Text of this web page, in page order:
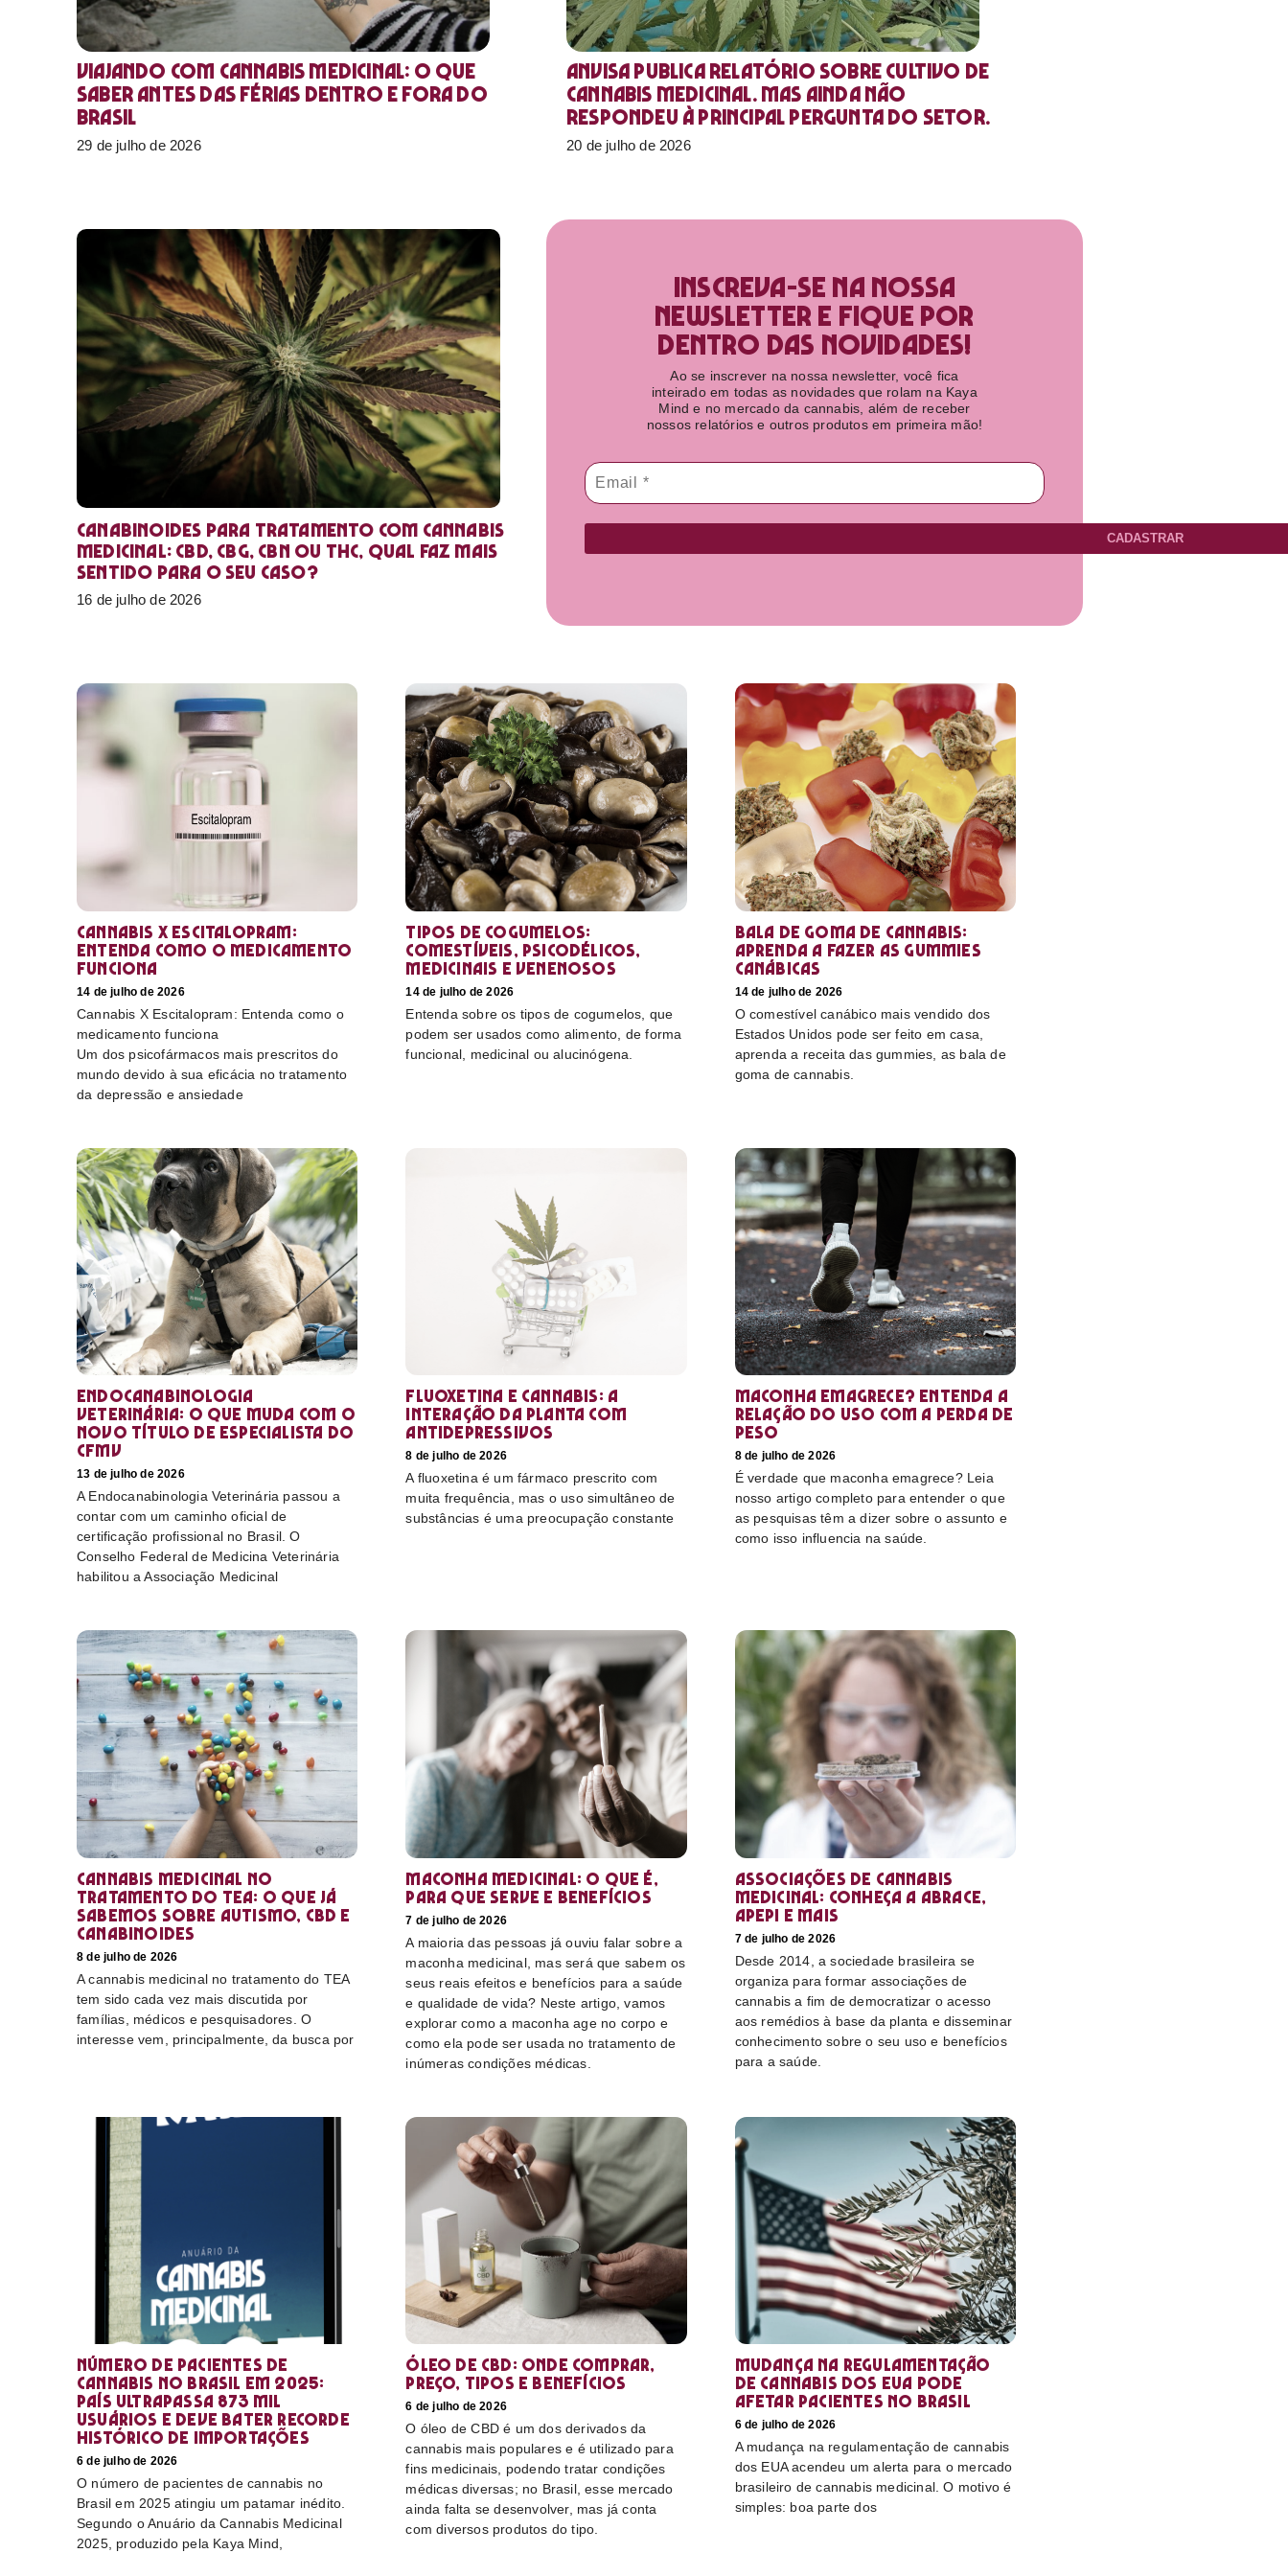
Viajando com cannabis medicinal: o que
saber antes das férias dentro e fora do
Brasil
29 de julho de 2026
Anvisa publica relatório sobre cultivo de
Cannabis medicinal. Mas ainda não
respondeu à principal pergunta do setor.
20 de julho de 2026
Canabinoides para tratamento com cannabis
medicinal: CBD, CBG, CBN ou THC, qual faz mais
sentido para o seu caso?
16 de julho de 2026
Inscreva-se na nossa
newsletter e fique por
dentro das novidades!​
Ao se inscrever na nossa newsletter, você fica
inteirado em todas as novidades que rolam na Kaya
Mind e no mercado da cannabis, além de receber
nossos relatórios e outros produtos em primeira mão!
CADASTRAR
Cannabis X Escitalopram:
Entenda como o medicamento
funciona
14 de julho de 2026
Cannabis X Escitalopram: Entenda como o
medicamento funciona
Um dos psicofármacos mais prescritos do
mundo devido à sua eficácia no tratamento
da depressão e ansiedade
Tipos de cogumelos:
comestíveis, psicodélicos,
medicinais e venenosos
14 de julho de 2026
Entenda sobre os tipos de cogumelos, que
podem ser usados como alimento, de forma
funcional, medicinal ou alucinógena.
Bala de goma de cannabis:
aprenda a fazer as gummies
canábicas
14 de julho de 2026
O comestível canábico mais vendido dos
Estados Unidos pode ser feito em casa,
aprenda a receita das gummies, as bala de
goma de cannabis.
Endocanabinologia
Veterinária: o que muda com o
novo título de especialista do
CFMV
13 de julho de 2026
A Endocanabinologia Veterinária passou a
contar com um caminho oficial de
certificação profissional no Brasil. O
Conselho Federal de Medicina Veterinária
habilitou a Associação Medicinal
Fluoxetina e Cannabis: a
interação da planta com
antidepressivos
8 de julho de 2026
A fluoxetina é um fármaco prescrito com
muita frequência, mas o uso simultâneo de
substâncias é uma preocupação constante
Maconha emagrece? Entenda a
relação do uso com a perda de
peso
8 de julho de 2026
É verdade que maconha emagrece? Leia
nosso artigo completo para entender o que
as pesquisas têm a dizer sobre o assunto e
como isso influencia na saúde.
Cannabis medicinal no
tratamento do TEA: o que já
sabemos sobre autismo, CBD e
canabinoides
8 de julho de 2026
A cannabis medicinal no tratamento do TEA
tem sido cada vez mais discutida por
famílias, médicos e pesquisadores. O
interesse vem, principalmente, da busca por
Maconha medicinal: O que é,
para que serve e benefícios
7 de julho de 2026
A maioria das pessoas já ouviu falar sobre a
maconha medicinal, mas será que sabem os
seus reais efeitos e benefícios para a saúde
e qualidade de vida? Neste artigo, vamos
explorar como a maconha age no corpo e
como ela pode ser usada no tratamento de
inúmeras condições médicas.
Associações de cannabis
medicinal: conheça a Abrace,
Apepi e mais
7 de julho de 2026
Desde 2014, a sociedade brasileira se
organiza para formar associações de
cannabis a fim de democratizar o acesso
aos remédios à base da planta e disseminar
conhecimento sobre o seu uso e benefícios
para a saúde.
Número de pacientes de
cannabis no Brasil em 2025:
país ultrapassa 873 mil
usuários e deve bater recorde
histórico de importações
6 de julho de 2026
O número de pacientes de cannabis no
Brasil em 2025 atingiu um patamar inédito.
Segundo o Anuário da Cannabis Medicinal
2025, produzido pela Kaya Mind,
Óleo de CBD: Onde comprar,
preço, tipos e benefícios
6 de julho de 2026
O óleo de CBD é um dos derivados da
cannabis mais populares e é utilizado para
fins medicinais, podendo tratar condições
médicas diversas; no Brasil, esse mercado
ainda falta se desenvolver, mas já conta
com diversos produtos do tipo.
Mudança na regulamentação
de cannabis dos EUA pode
afetar pacientes no Brasil
6 de julho de 2026
A mudança na regulamentação de cannabis
dos EUA acendeu um alerta para o mercado
brasileiro de cannabis medicinal. O motivo é
simples: boa parte dos